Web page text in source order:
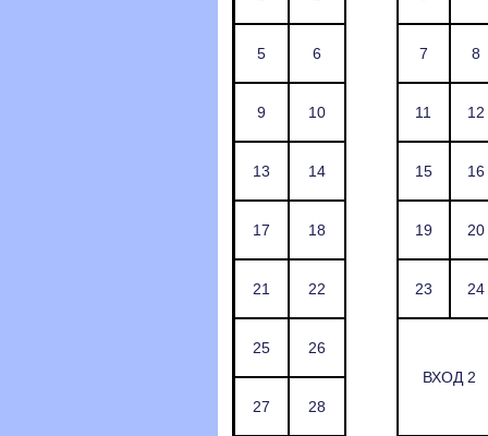
5 6 7 8
9 10 11 12
13 14 15 16
17 18 19 20
21 22 23 24
25
26
ВХОД 2
27
28